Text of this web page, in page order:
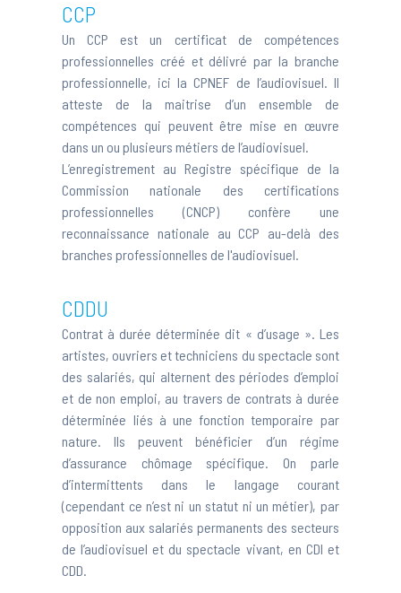
CCP
Un CCP est un certificat de compétences
professionnelles créé et délivré par la branche
professionnelle, ici la CPNEF de l’audiovisuel. Il
atteste de la maitrise d’un ensemble de
compétences qui peuvent être mise en œuvre
dans un ou plusieurs métiers de l’audiovisuel.
L’enregistrement au Registre spécifique de la
Commission nationale des certifications
professionnelles (CNCP) confère une
reconnaissance nationale au CCP au-delà des
branches professionnelles de l'audiovisuel.
CDDU
Contrat à durée déterminée dit « d’usage ». Les
artistes, ouvriers et techniciens du spectacle sont
des salariés, qui alternent des périodes d’emploi
et de non emploi, au travers de contrats à durée
déterminée liés à une fonction temporaire par
nature. Ils peuvent bénéficier d’un régime
d’assurance chômage spécifique. On parle
d’intermittents dans le langage courant
(cependant ce n’est ni un statut ni un métier), par
opposition aux salariés permanents des secteurs
de l’audiovisuel et du spectacle vivant, en CDI et
CDD.